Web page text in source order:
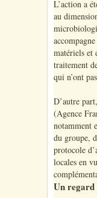
L’action a
au
matériels et
traitement
qui n’ont
D’autre
(Agence
notamment
du groupe,
protocole
locales en
Un